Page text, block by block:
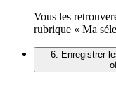
Vous les
rubrique « Ma
6. Enregistrer